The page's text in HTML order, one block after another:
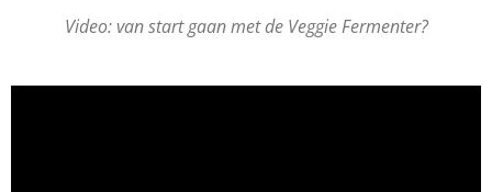
Video: van start gaan met de Veggie Fermenter?